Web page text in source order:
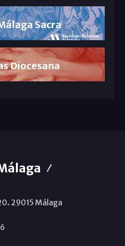
Sacra
Diocesana
29015 Málaga